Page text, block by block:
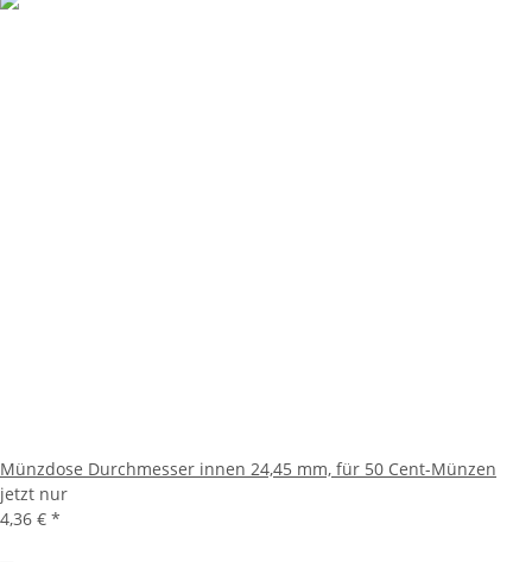
Münzdose Durchmesser innen 24,45 mm, für 50 Cent-Münzen
jetzt nur
4,36 € *